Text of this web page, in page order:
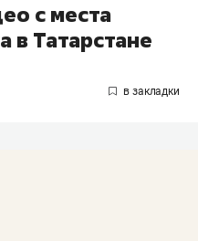
с места
в Татарстане